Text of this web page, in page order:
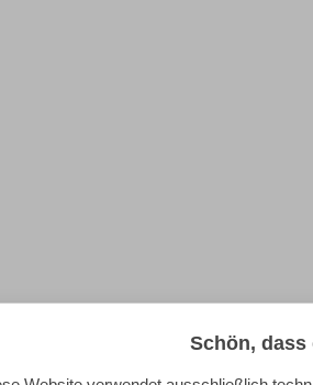
Schön, dass